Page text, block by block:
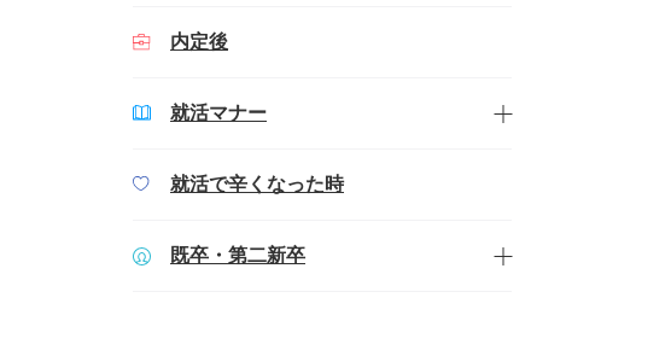
内定後
就活マナー
就活で辛くなった時
既卒・第二新卒